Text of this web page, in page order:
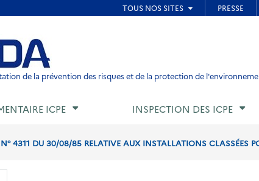
de page
de la prévention des risques et de la protection de
ICPE INSPECTION DES ICPE
N° 4311 DU 30/08/85 RELATIVE AUX INSTALLATIONS CLASSÉES